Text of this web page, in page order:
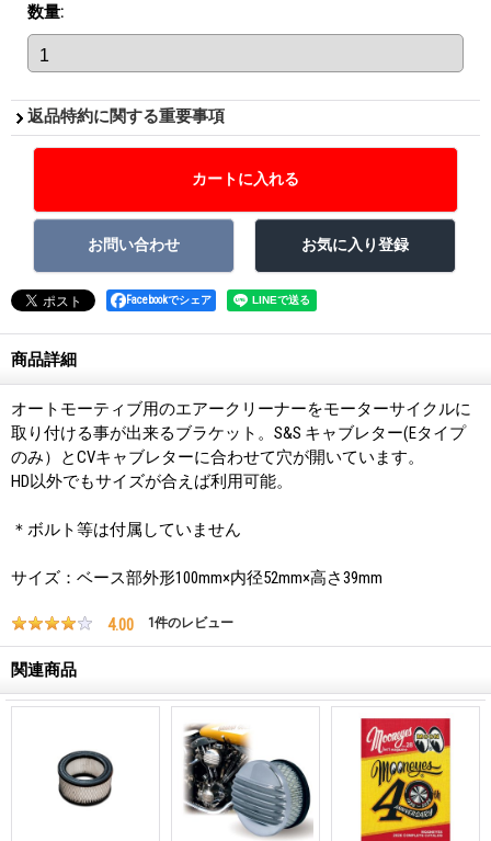
数量:
返品特約に関する重要事項
Facebookでシェア
商品詳細
オートモーティブ用のエアークリーナーをモーターサイクルに
取り付ける事が出来るブラケット。S&S キャブレター(Eタイプ
のみ）とCVキャブレターに合わせて穴が開いています。
HD以外でもサイズが合えば利用可能。
＊ボルト等は付属していません
サイズ：ベース部外形100mm×内径52mm×高さ39mm
4.00 1件のレビュー
関連商品